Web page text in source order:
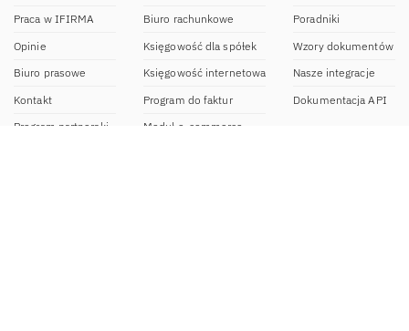
Praca w IFIRMA
Opinie
Biuro prasowe
Kontakt
Program partnerski
Biuro rachunkowe
Księgowość dla spółek
Księgowość internetowa
Program do faktur
Moduł e-commerce
Poradniki
Wzory dokumentów
Nasze integracje
Dokumentacja API